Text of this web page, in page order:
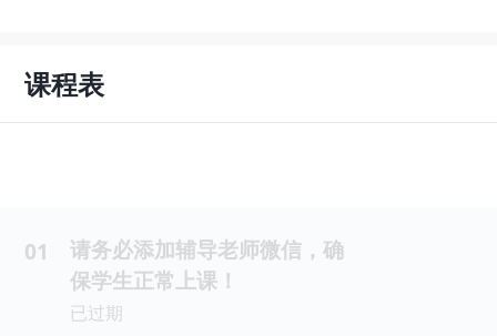
课程表
01
请务必添加辅导老师微信，确
保学生正常上课！
已过期